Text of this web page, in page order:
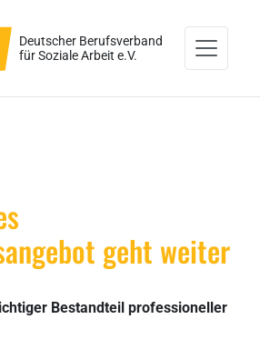
Deutscher Berufsverband
für Soziale Arbeit e.V.
geht weiter
Bestandteil professioneller